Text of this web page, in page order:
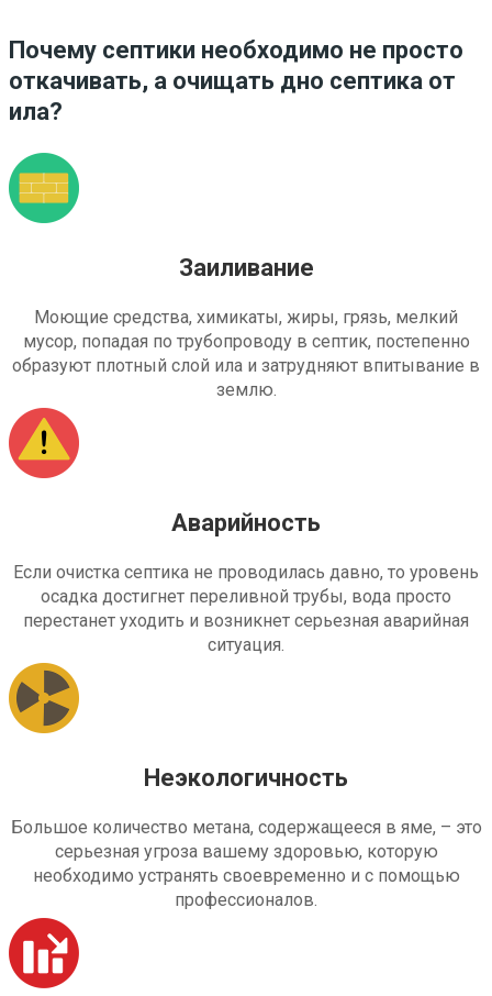
Почему септики необходимо не просто
откачивать, а очищать дно септика от
ила?
Заиливание
Моющие средства, химикаты, жиры, грязь, мелкий
мусор, попадая по трубопроводу в септик, постепенно
образуют плотный слой ила и затрудняют впитывание в
землю.
Аварийность
Если очистка септика не проводилась давно, то уровень
осадка достигнет переливной трубы, вода просто
перестанет уходить и возникнет серьезная аварийная
ситуация.
Неэкологичность
Большое количество метана, содержащееся в яме, – это
серьезная угроза вашему здоровью, которую
необходимо устранять своевременно и с помощью
профессионалов.